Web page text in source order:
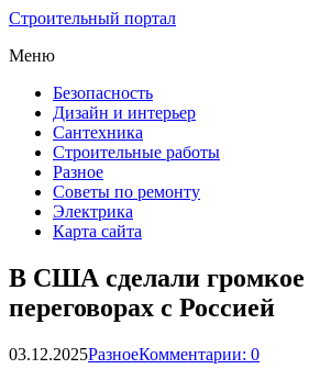
Строительный портал
Меню
Безопасность
Дизайн и интерьер
Сантехника
Строительные работы
Разное
Советы по ремонту
Электрика
Карта сайта
В США сделали громкое
переговорах с Россией
03.12.2025РазноеКомментарии: 0